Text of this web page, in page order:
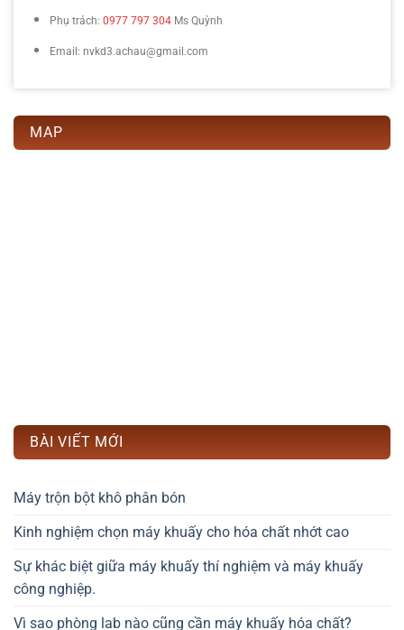
Phụ trách: 0977 797 304 Ms Quỳnh
Email: nvkd3.achau@gmail.com
MAP
BÀI VIẾT MỚI
Máy trộn bột khô phân bón
Kinh nghiệm chọn máy khuấy cho hóa chất nhớt cao
Sự khác biệt giữa máy khuấy thí nghiệm và máy khuấy
công nghiệp.
Vì sao phòng lab nào cũng cần máy khuấy hóa chất?